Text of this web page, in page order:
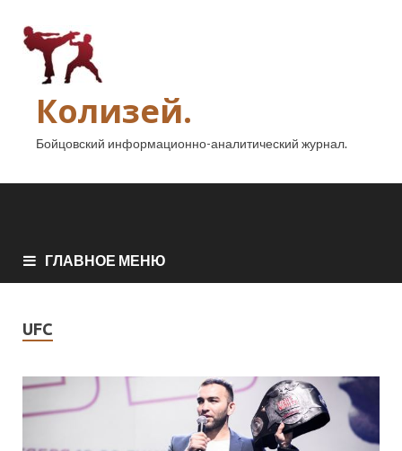
Колизей.
Бойцовский информационно-аналитический журнал.
ГЛАВНОЕ МЕНЮ
UFC